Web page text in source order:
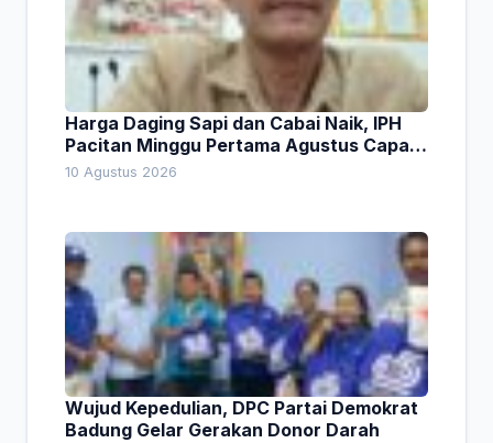
Harga Daging Sapi dan Cabai Naik, IPH
Pacitan Minggu Pertama Agustus Capai
1,66 Persen. Ini Penjelasan Kabag Ayub
10 Agustus 2026
Wujud Kepedulian, DPC Partai Demokrat
Badung Gelar Gerakan Donor Darah